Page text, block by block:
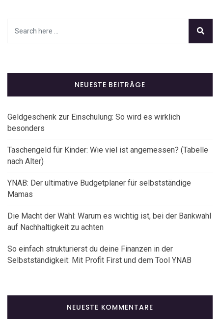
NEUESTE BEITRÄGE
Geldgeschenk zur Einschulung: So wird es wirklich
besonders
Taschengeld für Kinder: Wie viel ist angemessen? (Tabelle
nach Alter)
YNAB: Der ultimative Budgetplaner für selbstständige
Mamas
Die Macht der Wahl: Warum es wichtig ist, bei der Bankwahl
auf Nachhaltigkeit zu achten
So einfach strukturierst du deine Finanzen in der
Selbstständigkeit: Mit Profit First und dem Tool YNAB
NEUESTE KOMMENTARE